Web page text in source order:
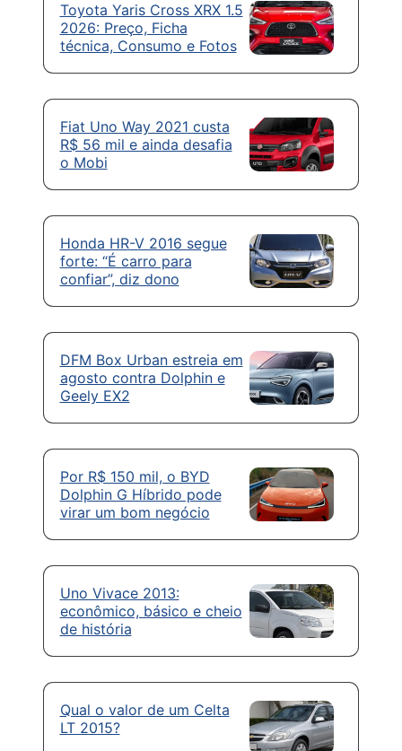
Toyota Yaris Cross XRX 1.5
2026: Preço, Ficha
técnica, Consumo e Fotos
Fiat Uno Way 2021 custa
R$ 56 mil e ainda desafia
o Mobi
Honda HR-V 2016 segue
forte: “É carro para
confiar”, diz dono
DFM Box Urban estreia em
agosto contra Dolphin e
Geely EX2
Por R$ 150 mil, o BYD
Dolphin G Híbrido pode
virar um bom negócio
Uno Vivace 2013:
econômico, básico e cheio
de história
Qual o valor de um Celta
LT 2015?